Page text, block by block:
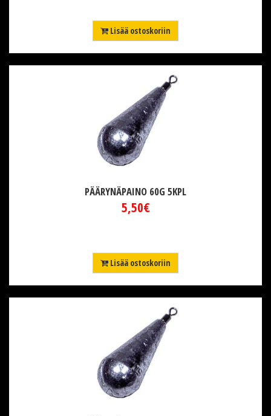
Lisää ostoskoriin
PÄÄRYNÄPAINO 60G 5KPL
5,50€
Lisää ostoskoriin